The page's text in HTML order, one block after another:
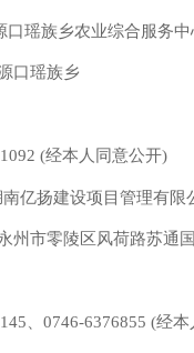
口瑶族乡农业综合服务中
瑶族乡
(经本人同意公开)
亿扬建设项目管理有限
市零陵区风荷路苏通国
、0746-6376855 (经